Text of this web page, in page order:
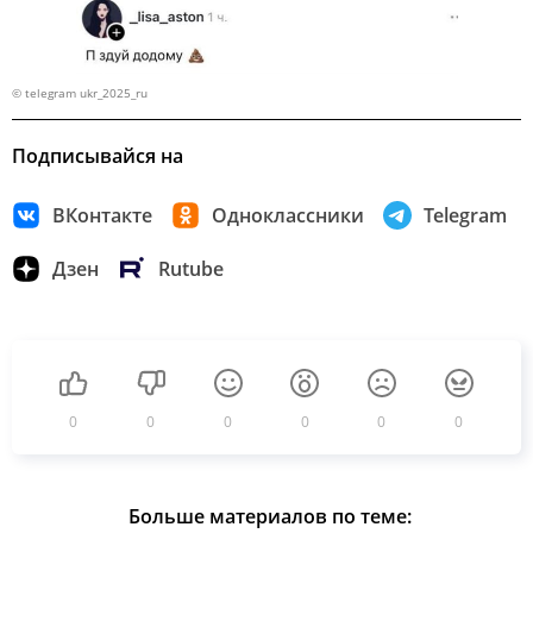
© telegram ukr_2025_ru
Подписывайся на
ВКонтакте Одноклассники Telegram
Дзен Rutube
0 0 0 0 0 0
Больше материалов по теме: